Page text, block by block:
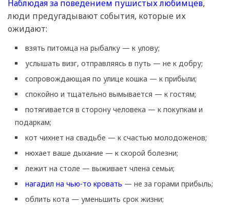
Наблюдая за поведением пушистых любимцев,
люди предугадывают события, которые их
ожидают:
взять питомца на рыбалку — к улову;
услышать визг, отправляясь в путь — не к добру;
сопровождающая по улице кошка — к прибыли;
спокойно и тщательно вымывается — к гостям;
потягивается в сторону человека — к покупкам и
подаркам;
кот чихнет на свадьбе — к счастью молодоженов;
нюхает ваше дыхание — к скорой болезни;
лежит на столе — выживает члена семьи;
нагадил на чью-то кровать — не за горами прибыль;
облить кота — уменьшить срок жизни;